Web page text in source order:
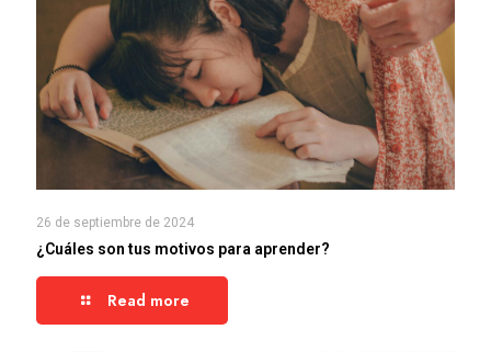
26 de septiembre de 2024
¿Cuáles son tus motivos para aprender?
Read more